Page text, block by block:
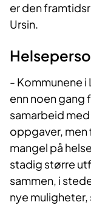
er den
Ursin.
- Kommunene
enn noen gang
samarbeid med
oppgaver,
mangel på
stadig større
sammen, i
nye